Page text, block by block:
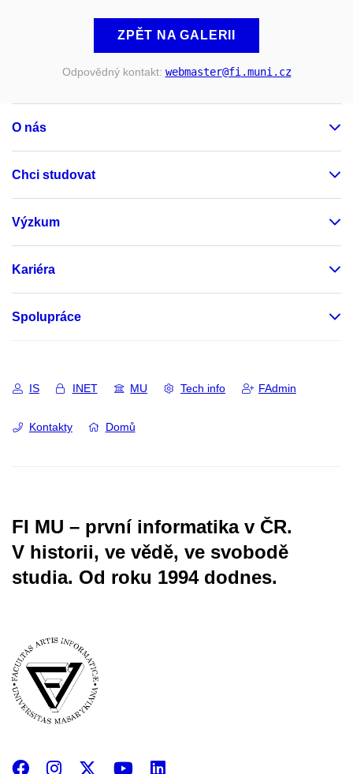
ZPĚT NA GALERII
Odpovědný kontakt: webmaster@fi.muni.cz
O nás
Chci studovat
Výzkum
Kariéra
Spolupráce
IS INET MU Tech info FAdmin
Kontakty Domů
FI MU – první informatika v ČR.
V historii, ve vědě, ve svobodě
studia. Od roku 1994 dodnes.
Facebook
InstagramYouTube